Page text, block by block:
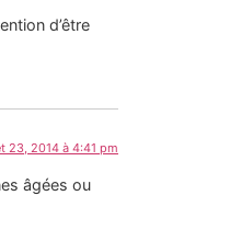
d’être
23, 2014 à 4:41 pm
âgées ou